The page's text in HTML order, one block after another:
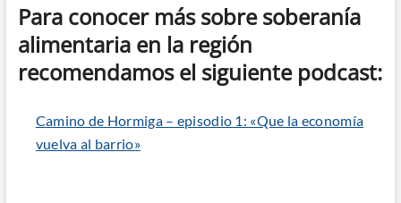
Para conocer más sobre soberanía
alimentaria en la región
recomendamos el siguiente podcast:
Camino de Hormiga – episodio 1: «Que la economía
vuelva al barrio»